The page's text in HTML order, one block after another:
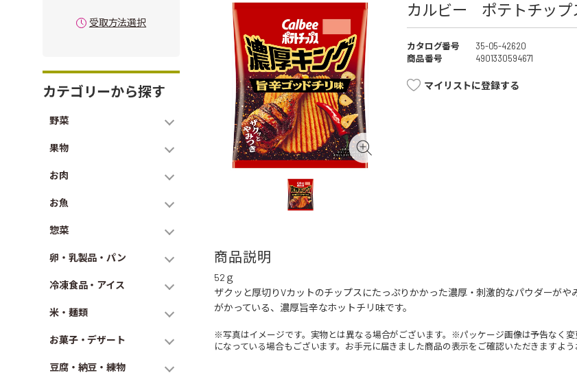
受取方法選択
カテゴリーから探す
野菜
果物
お肉
お魚
惣菜
卵・乳製品・パン
冷凍食品・アイス
米・麺類
お菓子・デザート
豆腐・納豆・練物
カルビー ポテトチッ
カタログ番号
35-05-42620
商品番号
4901330594671
マイリストに登録する
商品説明
52ｇ
ザクッと厚切りVカットのチップスにたっぷりかかった濃厚・刺激的なパウダーが
がかっている、濃厚旨辛なホットチリ味です。
※写真はイメージです。実物とは異なる場合がございます。※パッケージ画像は予告なく
になっている場合もございます。お手元に届きました商品の表示をご確認いただきますよう